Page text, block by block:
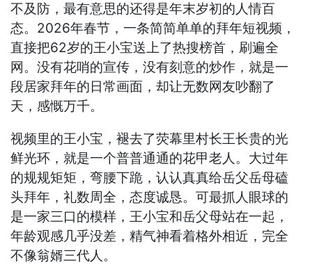
不及防，最有意思的还得是年末岁初的人情百
态。2026年春节，一条简简单单的拜年短视频，
直接把62岁的王小宝送上了热搜榜首，刷遍全
网。没有花哨的宣传，没有刻意的炒作，就是一
段居家拜年的日常画面，却让无数网友吵翻了
天，感慨万千。
视频里的王小宝，褪去了荧幕里村长王长贵的光
鲜光环，就是一个普普通通的花甲老人。大过年
的规规矩矩，弯腰下跪，认认真真给岳父岳母磕
头拜年，礼数周全，态度诚恳。可最抓人眼球的
是一家三口的模样，王小宝和岳父母站在一起，
年龄观感几乎没差，精气神看着格外相近，完全
不像翁婿三代人。